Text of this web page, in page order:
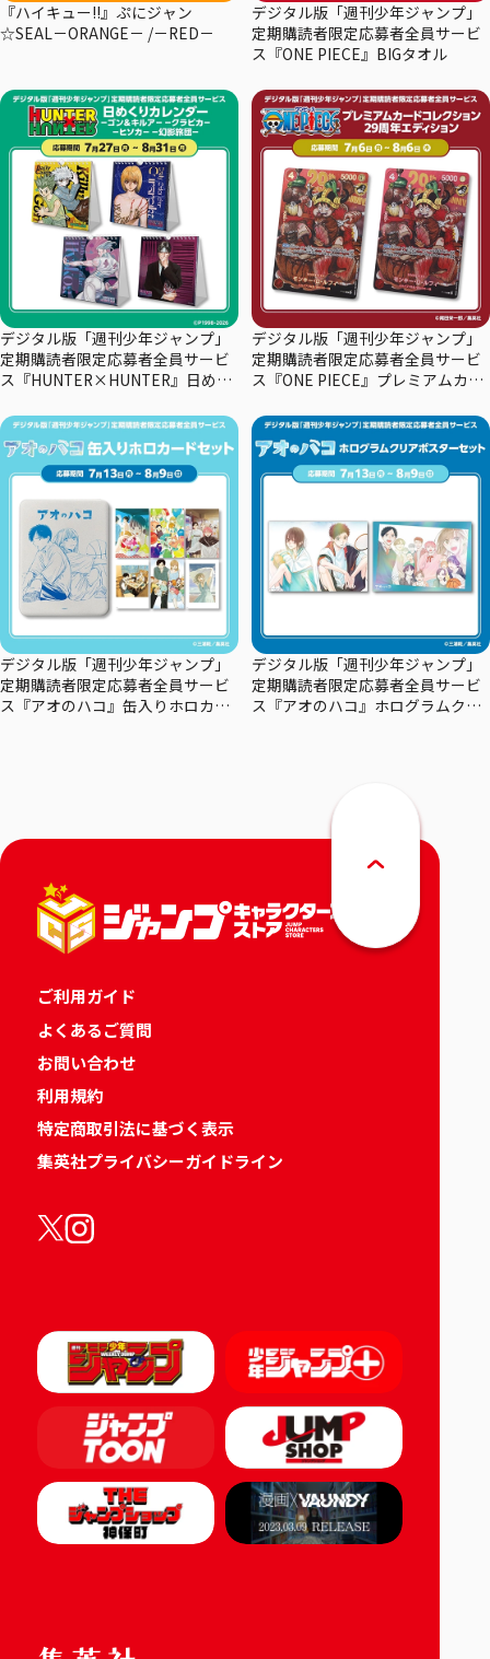
『ハイキュー!!』ぷにジャン
☆SEAL－ORANGE－ /－RED－
デジタル版「週刊少年ジャンプ」
定期購読者限定応募者全員サービ
ス『ONE PIECE』BIGタオル
デジタル版「週刊少年ジャンプ」
定期購読者限定応募者全員サービ
ス『HUNTER×HUNTER』日めく
デジタル版「週刊少年ジャンプ」
定期購読者限定応募者全員サービ
ス『ONE PIECE』プレミアムカー
ン
デジタル版「週刊少年ジャンプ」
定期購読者限定応募者全員サービ
ス『アオのハコ』缶入りホロカー
デジタル版「週刊少年ジャンプ」
定期購読者限定応募者全員サービ
ス『アオのハコ』ホログラムクリ
ご利用ガイド
よくあるご質問
お問い合わせ
利用規約
特定商取引法に基づく表示
集英社プライバシーガイドライン